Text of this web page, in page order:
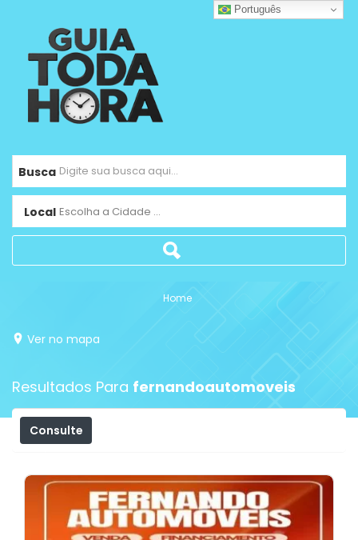
Busca
Local Escolha a Cidade ...
Home
Ver no mapa
Resultados Para fernandoautomoveis
Consulte
Português